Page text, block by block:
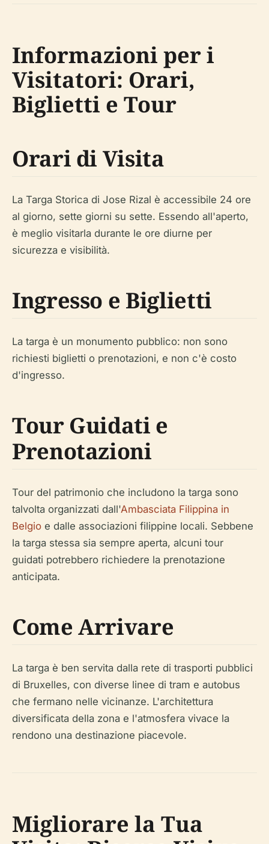
Informazioni per i
Visitatori: Orari,
Biglietti e Tour
Orari di Visita
La Targa Storica di Jose Rizal è accessibile 24 ore
al giorno, sette giorni su sette. Essendo all'aperto,
è meglio visitarla durante le ore diurne per
sicurezza e visibilità.
Ingresso e Biglietti
La targa è un monumento pubblico: non sono
richiesti biglietti o prenotazioni, e non c'è costo
d'ingresso.
Tour Guidati e
Prenotazioni
Tour del patrimonio che includono la targa sono
talvolta organizzati dall'Ambasciata Filippina in
Belgio e dalle associazioni filippine locali. Sebbene
la targa stessa sia sempre aperta, alcuni tour
guidati potrebbero richiedere la prenotazione
anticipata.
Come Arrivare
La targa è ben servita dalla rete di trasporti pubblici
di Bruxelles, con diverse linee di tram e autobus
che fermano nelle vicinanze. L'architettura
diversificata della zona e l'atmosfera vivace la
rendono una destinazione piacevole.
Migliorare la Tua